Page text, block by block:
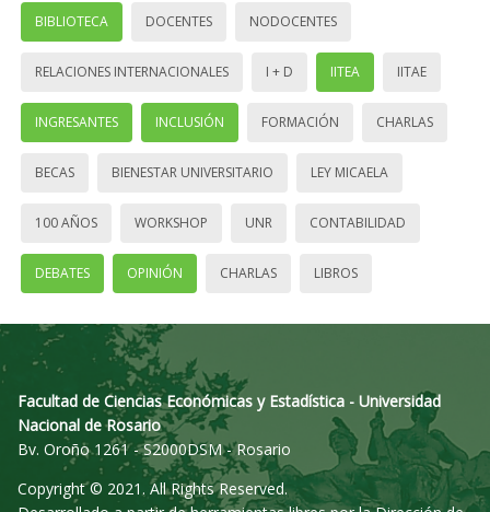
BIBLIOTECA DOCENTES NODOCENTES
RELACIONES INTERNACIONALES I + D IITEA IITAE
INGRESANTES INCLUSIÓN FORMACIÓN CHARLAS
BECAS BIENESTAR UNIVERSITARIO LEY MICAELA
100 AÑOS WORKSHOP UNR CONTABILIDAD
DEBATES OPINIÓN CHARLAS LIBROS
Facultad de Ciencias Económicas y Estadística - Universidad
Nacional de Rosario
Bv. Oroño 1261 - S2000DSM - Rosario
Copyright © 2021. All Rights Reserved.